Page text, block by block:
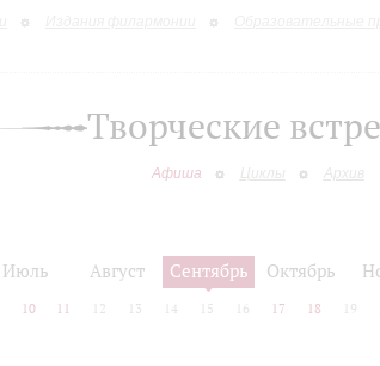
Творческие
Афиша Циклы Архив
Июль Август Сентябрь Октябрь
10 11 12 13 14 15 16 17 18 19